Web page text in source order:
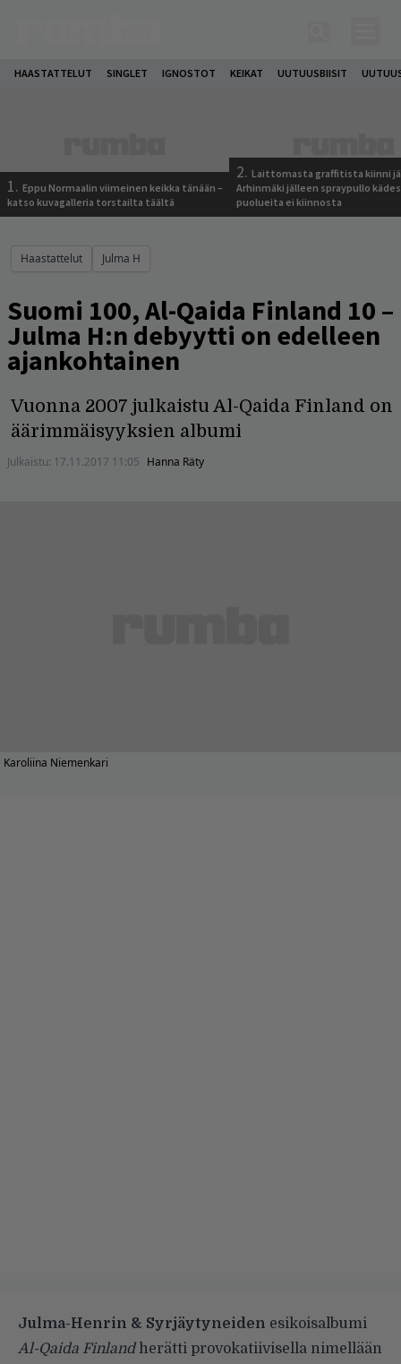
HAASTATTELUT SINGLET IGNOSTOT KEIKAT UUTUUSBIISIT
1. Eppu Normaalin viimeinen keikka tänään –
katso kuvagalleria torstailta täältä
2. Laittomasta graffitista kiinni
Arhinmäki jälleen spraypullo
puolueita ei kiinnosta
Haastattelut Julma H
Suomi 100, Al-Qaida Finland 10 –
Julma H:n debyytti on edelleen
ajankohtainen
Vuonna 2007 julkaistu Al-Qaida Finland on
äärimmäisyyksien albumi
Julkaistu: 17.11.2017 11:05 Hanna Räty
Karoliina Niemenkari
Julma-Henrin & Syrjäytyneiden esikoisalbumi
Al-Qaida Finlandherätti provokatiivisella nimellään